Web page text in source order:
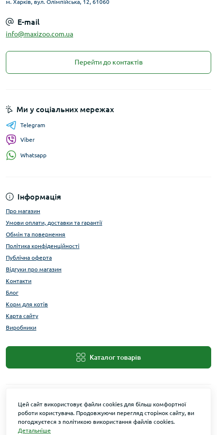
м. Харків, вул. Олімпійська, 12, 61060
E-mail
info@maxizoo.com.ua
Перейти до контактів
Інформація
Про магазин
Умови оплати, доставки та гарантії
Обмін та повернення
Політика конфіденційності
Публічна оферта
Відгуки про магазин
Контакти
Блог
Корм для котів
Карта сайту
Виробники
Каталог товарів
Ми у соціальних мережах
Telegram
Viber
Whatsapp
Цей сайт використовує файли cookies для більш комфортної
роботи користувача. Продовжуючи перегляд сторінок сайту, ви
погоджуєтеся з політикою використання файлів cookies.
Детальніше